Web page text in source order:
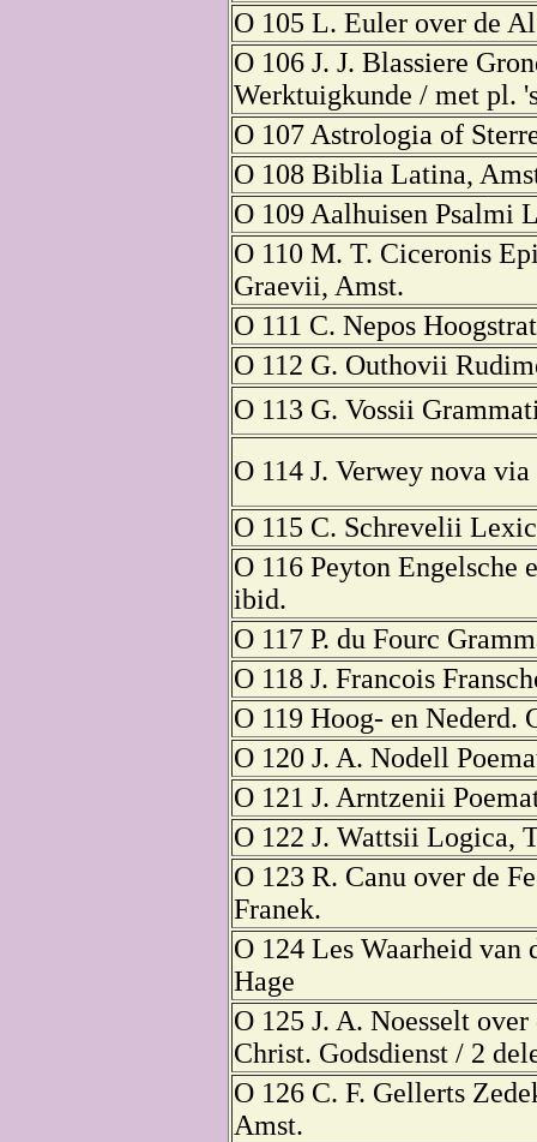
O 105 L. Euler over de
O 106 J. J. Blassiere
Werktuigkunde / met pl.
O 107 Astrologia of
O 108 Biblia Latina,
O 109 Aalhuisen Psalmi
O 110 М. Т. Ciceronis
Graevii, Amst.
O 111 C. Nepos
O 112 G. Outhovii
O 113 G. Vossii
O 114 J. Verwey nova
O 115 C. Schrevelii
O 116 Peyton Engelsche
ibid.
O 117 P. du Fourc
O 118 J. Francois
O 119 Hoog- en Nederd.
O 120 J. A. Nodell
O 121 J. Arntzenii
O 122 J. Wattsii Logica,
O 123 R. Canu over de
Franek.
O 124 Les Waarheid van
Hage
O 125 J. A. Noesselt
Christ. Godsdienst / 2
O 126 C. F. Gellerts
Amst.